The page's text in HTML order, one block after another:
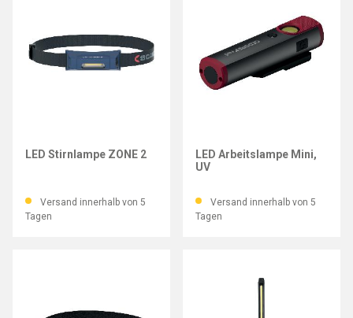
LED Stirnlampe ZONE 2
Versand innerhalb von 5
Tagen
LED Arbeitslampe Mini,
UV
Versand innerhalb von 5
Tagen